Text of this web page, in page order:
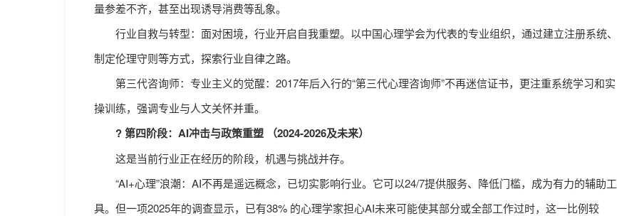
量参差不齐，甚至出现诱导消费等乱象。
行业自救与转型：面对困境，行业开启自我重塑。以中国心理学会为代表的专业组织，通过建立注册系统、
制定伦理守则等方式，探索行业自律之路。
第三代咨询师：专业主义的觉醒：2017年后入行的“第三代心理咨询师”不再迷信证书，更注重系统学习和实
操训练，强调专业与人文关怀并重。
? 第四阶段：AI冲击与政策重塑 （2024-2026及未来）
这是当前行业正在经历的阶段，机遇与挑战并存。
“AI+心理”浪潮：AI不再是遥远概念，已切实影响行业。它可以24/7提供服务、降低门槛，成为有力的辅助工
具。但一项2025年的调查显示，已有38% 的心理学家担心AI未来可能使其部分或全部工作过时，这一比例较